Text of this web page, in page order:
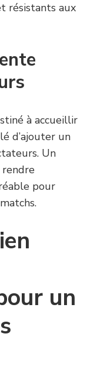
résistants aux
à accueillir
d’ajouter un
Un
pour
un